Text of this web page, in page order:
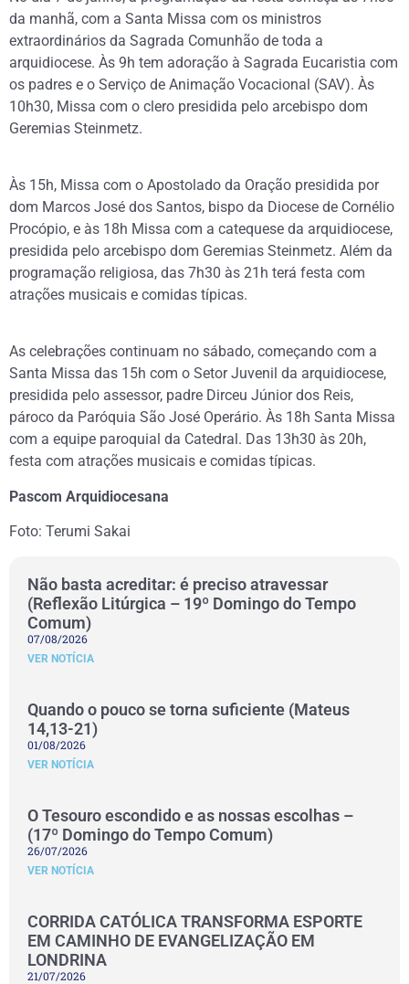
da manhã, com a Santa Missa com os ministros
extraordinários da Sagrada Comunhão de toda a
arquidiocese. Às 9h tem adoração à Sagrada Eucaristia com
os padres e o Serviço de Animação Vocacional (SAV). Às
10h30, Missa com o clero presidida pelo arcebispo dom
Geremias Steinmetz.
Às 15h, Missa com o Apostolado da Oração presidida por
dom Marcos José dos Santos, bispo da Diocese de Cornélio
Procópio, e às 18h Missa com a catequese da arquidiocese,
presidida pelo arcebispo dom Geremias Steinmetz. Além da
programação religiosa, das 7h30 às 21h terá festa com
atrações musicais e comidas típicas.
As celebrações continuam no sábado, começando com a
Santa Missa das 15h com o Setor Juvenil da arquidiocese,
presidida pelo assessor, padre Dirceu Júnior dos Reis,
pároco da Paróquia São José Operário. Às 18h Santa Missa
com a equipe paroquial da Catedral. Das 13h30 às 20h,
festa com atrações musicais e comidas típicas.
Pascom Arquidiocesana
Foto: Terumi Sakai
Não basta acreditar: é preciso atravessar
(Reflexão Litúrgica – 19º Domingo do Tempo
Comum)
07/08/2026
VER NOTÍCIA
Quando o pouco se torna suficiente (Mateus
14,13-21)
01/08/2026
VER NOTÍCIA
O Tesouro escondido e as nossas escolhas –
(17º Domingo do Tempo Comum)
26/07/2026
VER NOTÍCIA
CORRIDA CATÓLICA TRANSFORMA ESPORTE
EM CAMINHO DE EVANGELIZAÇÃO EM
LONDRINA
21/07/2026